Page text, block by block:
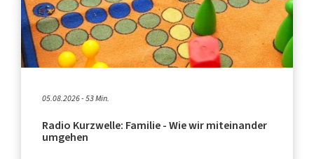
05.08.2026 - 53 Min.
Radio Kurzwelle: Familie - Wie wir miteinander
umgehen